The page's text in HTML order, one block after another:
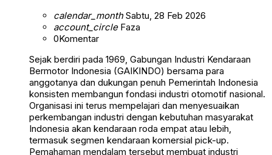
calendar_monthSabtu, 28 Feb 2026
account_circleFaza
0Komentar
Sejak berdiri pada 1969, Gabungan Industri Kendaraan
Bermotor Indonesia (GAIKINDO) bersama para
anggotanya dan dukungan penuh Pemerintah Indonesia
konsisten membangun fondasi industri otomotif nasional.
Organisasi ini terus mempelajari dan menyesuaikan
perkembangan industri dengan kebutuhan masyarakat
Indonesia akan kendaraan roda empat atau lebih,
termasuk segmen kendaraan komersial pick-up.
Pemahaman mendalam tersebut membuat industri